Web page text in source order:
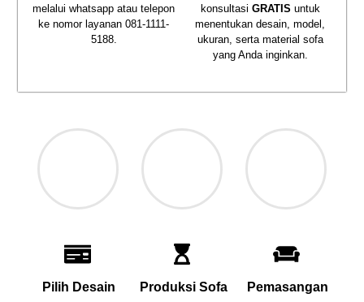
melalui whatsapp atau telepon
ke nomor layanan081-1111-
5188.
konsultasi GRATIS untuk
menentukan desain, model,
ukuran, serta material sofa
yang Anda inginkan.
Pilih Desain
Produksi Sofa
Pemasangan